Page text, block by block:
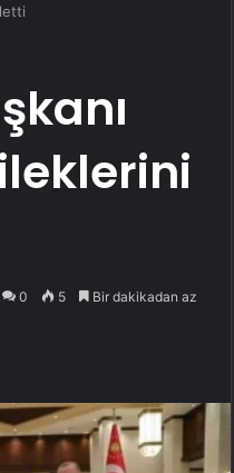
0 5 Bir dakikadan az